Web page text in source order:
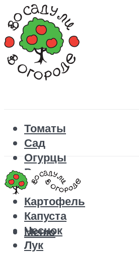
Томаты
Сад
Огурцы
Рецепты
Перец
Картофель
Капуста
Чеснок
Лук
Меню